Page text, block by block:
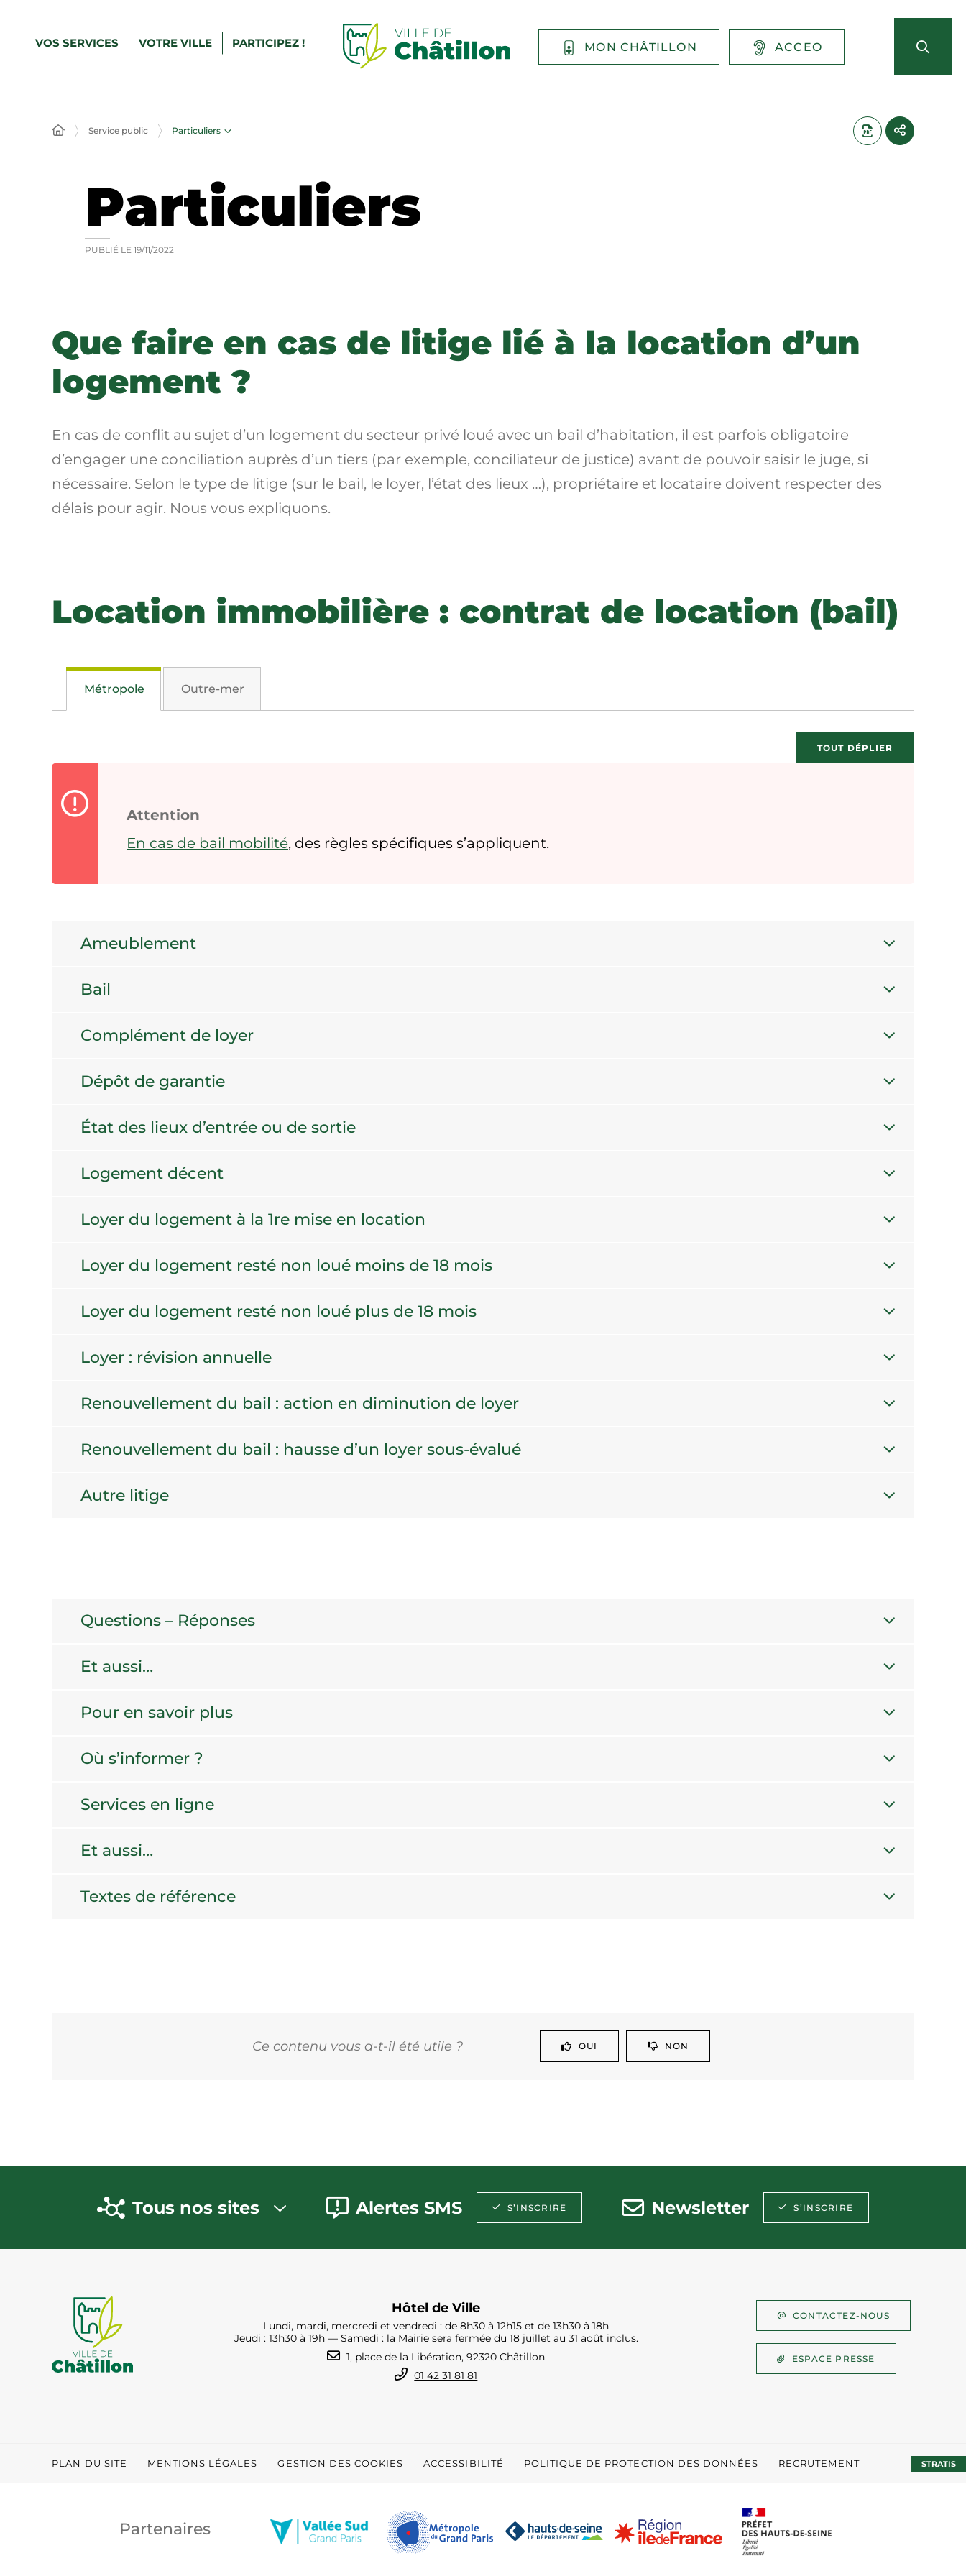
VOS SERVICES VOTRE VILLE PARTICIPEZ ! MON CHÂTILLON ACCEO
Service public Particuliers
Particuliers
PUBLIÉ LE 19/11/2022
Que faire en cas de litige lié à la location d’un
logement ?
En cas de conflit au sujet d’un logement du secteur privé loué avec un bail d’habitation, il est parfois obligatoire
d’engager une conciliation auprès d’un tiers (par exemple, conciliateur de justice) avant de pouvoir saisir le juge, si
nécessaire. Selon le type de litige (sur le bail, le loyer, l’état des lieux …), propriétaire et locataire doivent respecter des
délais pour agir. Nous vous expliquons.
Location immobilière : contrat de location (bail)
Métropole Outre-mer
TOUT DÉPLIER
Attention
En cas de bail mobilité, des règles spécifiques s’appliquent.
Ameublement
Bail
Complément de loyer
Dépôt de garantie
État des lieux d’entrée ou de sortie
Logement décent
Loyer du logement à la 1re mise en location
Loyer du logement resté non loué moins de 18 mois
Loyer du logement resté non loué plus de 18 mois
Loyer : révision annuelle
Renouvellement du bail : action en diminution de loyer
Renouvellement du bail : hausse d’un loyer sous-évalué
Autre litige
Questions – Réponses
Et aussi…
Pour en savoir plus
Où s’informer ?
Services en ligne
Et aussi…
Textes de référence
Ce contenu vous a-t-il été utile ? OUI NON
Tous nos sites Alertes SMS S’INSCRIRE Newsletter S’INSCRIRE
Hôtel de Ville
Lundi, mardi, mercredi et vendredi : de 8h30 à 12h15 et de 13h30 à 18h
Jeudi : 13h30 à 19h — Samedi : la Mairie sera fermée du 18 juillet au 31 août inclus.
1, place de la Libération, 92320 Châtillon
01 42 31 81 81
CONTACTEZ-NOUS
ESPACE PRESSE
PLAN DU SITE MENTIONS LÉGALES GESTION DES COOKIES ACCESSIBILITÉ POLITIQUE DE PROTECTION DES DONNÉES RECRUTEMENT STRATIS
Partenaires